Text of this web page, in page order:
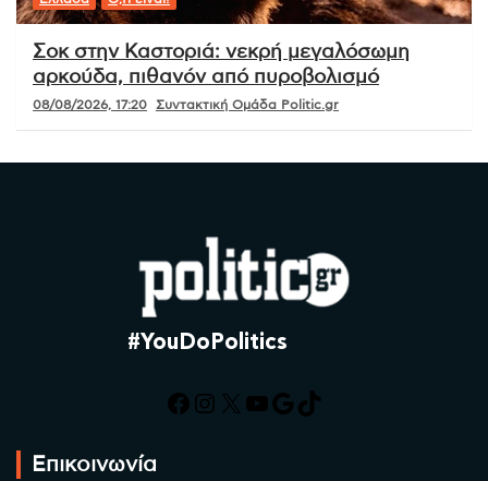
Σοκ στην Καστοριά: νεκρή μεγαλόσωμη
αρκούδα, πιθανόν από πυροβολισμό
08/08/2026, 17:20 Συντακτική Ομάδα Politic.gr
#YouDoPolitics
Facebook
Instagram
X YouTube
Google
TikTok
Επικοινωνία